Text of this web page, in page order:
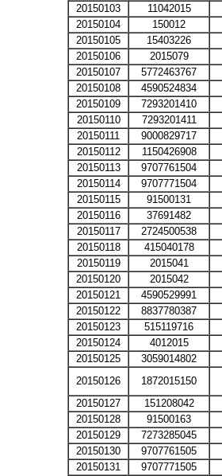
20150103
11042015
20150104
150012
20150105
15403226
20150106
2015079
20150107
5772463767
20150108
4590524834
20150109
7293201410
20150110
7293201411
20150111
9000829717
20150112
1150426908
20150113
9707761504
20150114
9707771504
20150115
91500131
20150116
37691482
20150117
2724500538
20150118
415040178
20150119
2015041
20150120
2015042
20150121
4590529991
20150122
8837780387
20150123
515119716
20150124
4012015
20150125
3059014802
20150126
1872015150
20150127
151208042
20150128
91500163
20150129
7273285045
20150130
9707761505
20150131
9707771505